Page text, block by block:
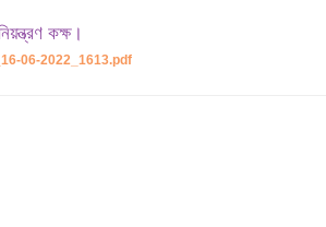
কক্ষ।
06-2022_1613.pdf